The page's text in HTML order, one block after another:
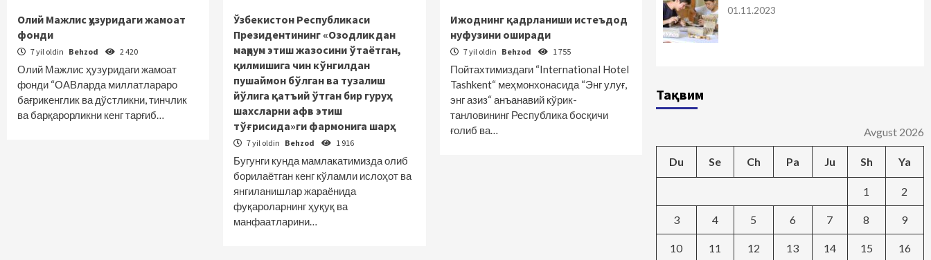
Олий Мажлис ҳузуридаги жамоат
фонди
7 yil oldin Behzod 2 420
Олий Мажлис ҳузуридаги жамоат
фонди “ОАВларда миллатлараро
бағрикенглик ва дўстликни, тинчлик
ва барқарорликни кенг тарғиб…
Ўзбекистон Республикаси
Президентининг «Озодликдан
маҳрум этиш жазосини ўтаётган,
қилмишига чин кўнгилдан
пушаймон бўлган ва тузалиш
йўлига қатъий ўтган бир гуруҳ
шахсларни афв этиш
тўғрисида»ги фармонига шарҳ
7 yil oldin Behzod 1 916
Бугунги кунда мамлакатимизда олиб
борилаётган кенг кўламли ислоҳот ва
янгиланишлар жараёнида
фуқароларнинг ҳуқуқ ва
манфаатларини…
Ижоднинг қадрланиши истеъдод
нуфузини оширади
7 yil oldin Behzod 1 755
Пойтахтимиздаги “International Hotel
Tashkent“ меҳмонхонасида “Энг улуғ,
энг азиз“ анъанавий кўрик-
танловининг Республика босқичи
ғолиб ва…
01.11.2023
Тақвим
Avgust 2026
Du Se Ch Pa Ju Sh Ya
1 2
3 4 5 6 7 8 9
10 11 12 13 14 15 16